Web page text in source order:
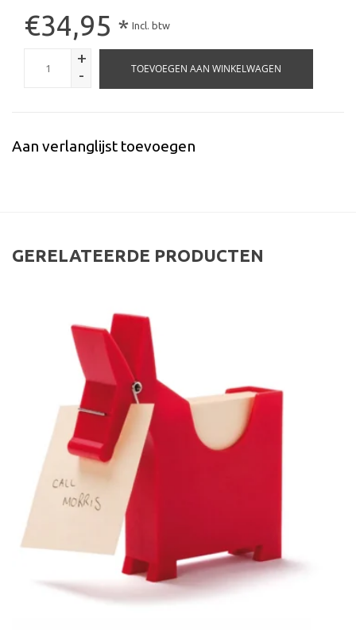
€34,95 * Incl. btw
+
-
TOEVOEGEN AAN WINKELWAGEN
Aan verlanglijst toevoegen
GERELATEERDE PRODUCTEN